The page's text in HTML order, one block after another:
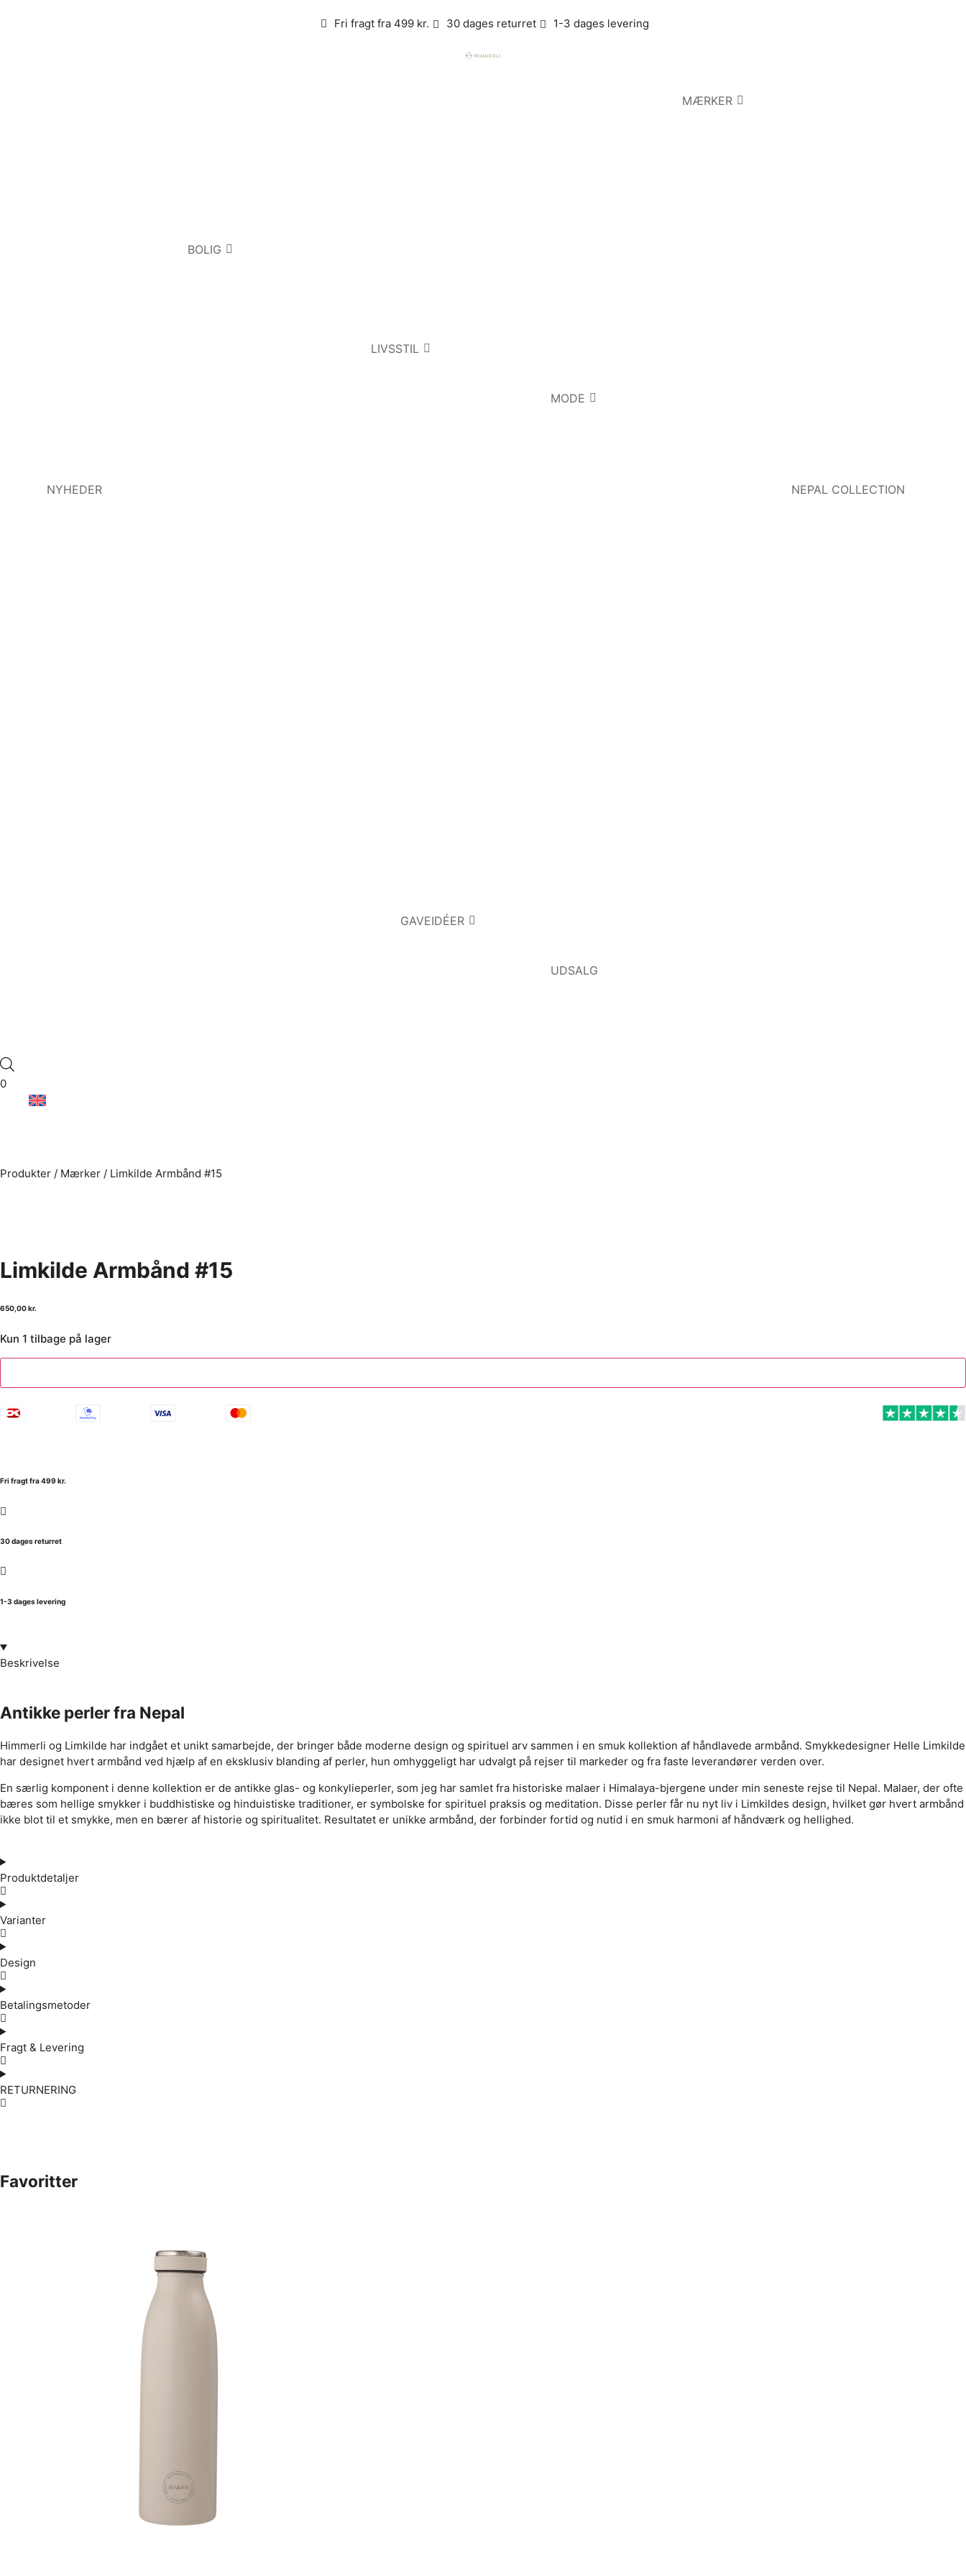
Fri fragt fra 499 kr. 30 dages returret 1-3 dages levering
NYHEDER
BOLIG
LIVSSTIL
MODE
MÆRKER
NEPAL COLLECTION
GAVEIDÉER
UDSALG
0
Produkter / Mærker / Limkilde Armbånd #15
Limkilde Armbånd #15
650,00kr.
Kun 1 tilbage på lager
Fri fragt fra 499 kr.
30 dages returret
1-3 dages levering
Beskrivelse
Antikke perler fra Nepal
Himmerli og Limkilde har indgået et unikt samarbejde, der bringer både moderne design og spirituel arv sammen i en smuk kollektion af håndlavede armbånd. Smykkedesigner Helle Limkilde
har designet hvert armbånd ved hjælp af en eksklusiv blanding af perler, hun omhyggeligt har udvalgt på rejser til markeder og fra faste leverandører verden over.
En særlig komponent i denne kollektion er de antikke glas- og konkylieperler, som jeg har samlet fra historiske malaer i Himalaya-bjergene under min seneste rejse til Nepal. Malaer, der ofte
bæres som hellige smykker i buddhistiske og hinduistiske traditioner, er symbolske for spirituel praksis og meditation. Disse perler får nu nyt liv i Limkildes design, hvilket gør hvert armbånd
ikke blot til et smykke, men en bærer af historie og spiritualitet. Resultatet er unikke armbånd, der forbinder fortid og nutid i en smuk harmoni af håndværk og hellighed.
Produktdetaljer
Varianter
Design
Betalingsmetoder
Fragt & Levering
RETURNERING
Favoritter